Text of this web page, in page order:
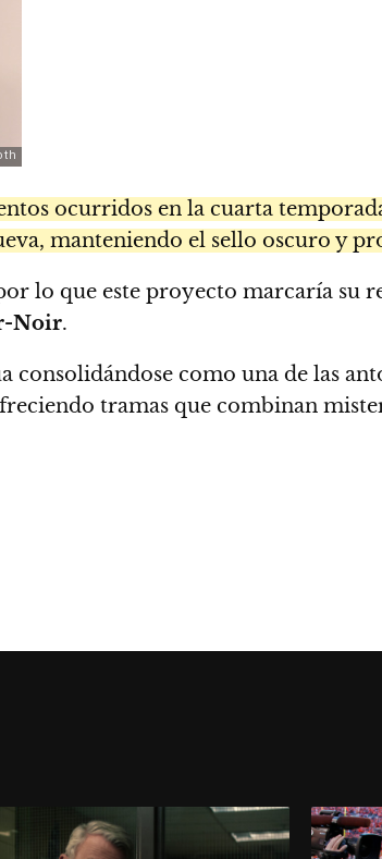
ocurridos en la cuarta
manteniendo el sello oscuro y
lo que este proyecto marcaría su
Noir.
consolidándose como una de las
tramas que combinan